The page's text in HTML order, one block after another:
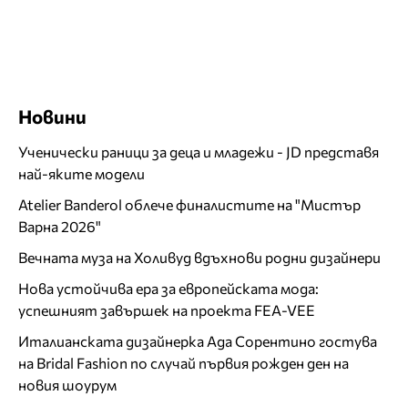
Новини
Ученически раници за деца и младежи - JD представя
най-яките модели
Atelier Banderol облече финалистите на "Мистър
Варна 2026"
Вечната муза на Холивуд вдъхнови родни дизайнери
Нова устойчива ера за европейската мода:
успешният завършек на проекта FEA-VEE
Италианската дизайнерка Ада Сорентино гостува
на Bridal Fashion по случай първия рожден ден на
новия шоурум